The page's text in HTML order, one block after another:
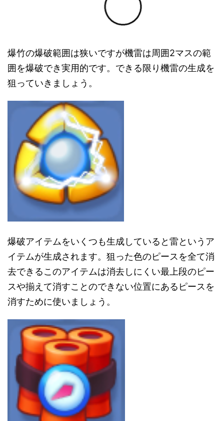
爆竹の爆破範囲は狭いですが機雷は周囲2マスの範
囲を爆破でき実用的です。できる限り機雷の生成を
狙っていきましょう。
爆破アイテムをいくつも生成していると雷というア
イテムが生成されます。狙った色のピースを全て消
去できるこのアイテムは消去しにくい最上段のピー
スや揃えて消すことのできない位置にあるピースを
消すために使いましょう。